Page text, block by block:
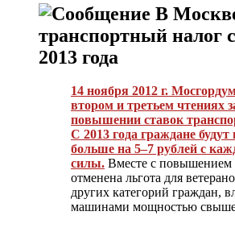
В
транспортный налог
2013 года
14 ноября 2012 г.
втором и третьем чтениях
повышении ставок
С 2013 года граждане будут
больше на 5–7 рублей с
силы. Вместе с повышением
отменена льгота для
других категорий граждан,
машинами мощностью свыше